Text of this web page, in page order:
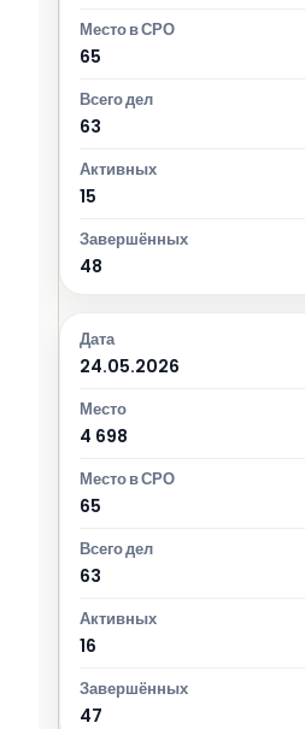
65
63
15
48
24.05.2026
4 698
65
63
16
47